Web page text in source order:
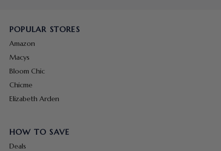
POPULAR STORES
Amazon
Macys
Bloom Chic
Chicme
Elizabeth Arden
HOW TO SAVE
Deals